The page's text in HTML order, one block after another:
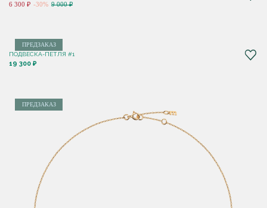
6 300 ₽ -30% 9 000 ₽
ПРЕДЗАКАЗ
ПОДВЕСКА-ПЕТЛЯ #1
19 300 ₽
ПРЕДЗАКАЗ